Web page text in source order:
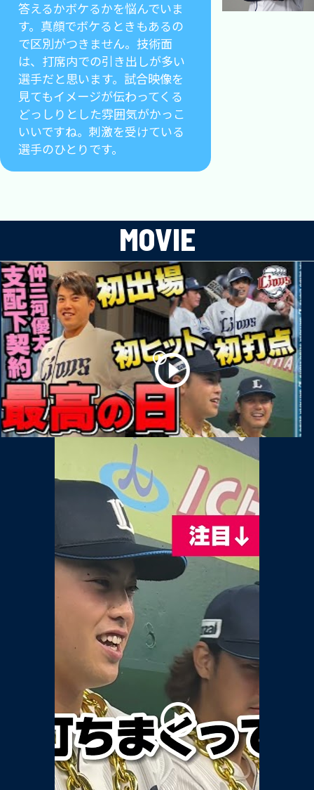
答えるかボケるかを悩んでいま
す。真顔でボケるときもあるの
で区別がつきません。技術面
は、打席内での引き出しが多い
選手だと思います。試合映像を
見てもイメージが伝わってくる
どっしりとした雰囲気がかっこ
いいですね。刺激を受けている
選手のひとりです。
MOVIE